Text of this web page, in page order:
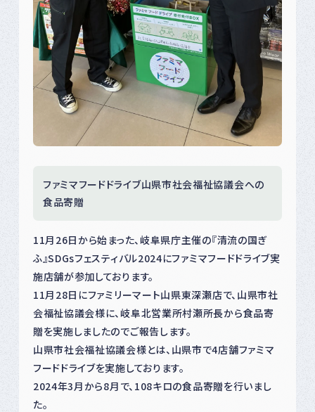
ファミマフードドライブ山県市社会福祉協議会への
食品寄贈
11月26日から始まった、岐阜県庁主催の『清流の国ぎ
ふ』SDGsフェスティバル2024にファミマフードドライブ実
施店舗が参加しております。
11月28日にファミリーマート山県東深瀬店で、山県市社
会福祉協議会様に、岐阜北営業所村瀬所長から食品寄
贈を実施しましたのでご報告します。
山県市社会福祉協議会様とは、山県市で4店舗ファミマ
フードドライブを実施しております。
2024年3月から8月で、108キロの食品寄贈を行いまし
た。